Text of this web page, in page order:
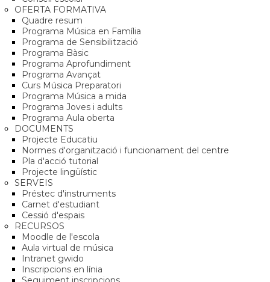
OFERTA FORMATIVA
Quadre resum
Programa Música en Família
Programa de Sensibilització
Programa Bàsic
Programa Aprofundiment
Programa Avançat
Curs Música Preparatori
Programa Música a mida
Programa Joves i adults
Programa Aula oberta
DOCUMENTS
Projecte Educatiu
Normes d'organització i funcionament del centre
Pla d'acció tutorial
Projecte lingüístic
SERVEIS
Préstec d'instruments
Carnet d'estudiant
Cessió d'espais
RECURSOS
Moodle de l'escola
Aula virtual de música
Intranet gwido
Inscripcions en línia